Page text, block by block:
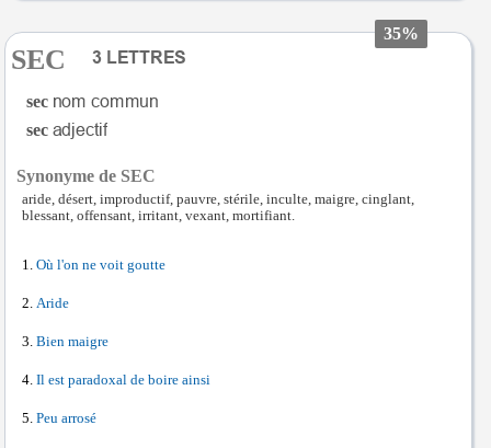
35%
SEC
sec
sec
Synonyme de SEC
aride, désert, improductif, pauvre, stérile, inculte, maigre, cinglant,
blessant, offensant, irritant, vexant, mortifiant.
Où l'on ne voit goutte
Aride
Bien maigre
Il est paradoxal de boire ainsi
Peu arrosé